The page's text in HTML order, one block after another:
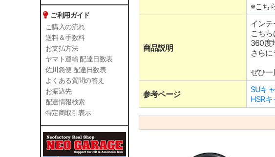
ご利用ガイド
ご購入の流れ
送料＆手数料
お支払方法
ヤマト運輸 配達日数表
佐川急便 配達日数表
よくある質問の答え
お振込先
配達情報検索
特定商取引表示
※こち
商品説明
インテ
こち
360度
さら
ぜひ一
参考ページ
SUキ
HSR